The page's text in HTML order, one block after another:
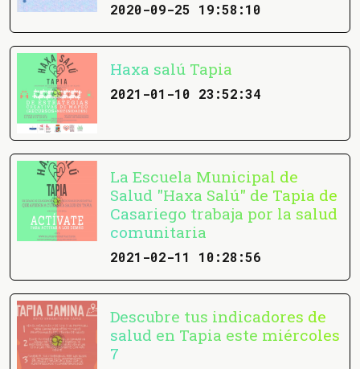
2020-09-25 19:58:10
Haxa salú Tapia
2021-01-10 23:52:34
La Escuela Municipal de
Salud "Haxa Salú" de Tapia de
Casariego trabaja por la salud
comunitaria
2021-02-11 10:28:56
Descubre tus indicadores de
salud en Tapia este miércoles
7